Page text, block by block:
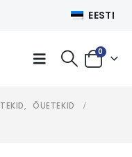
EESTI
0
TEKID,
ÕUETEKID